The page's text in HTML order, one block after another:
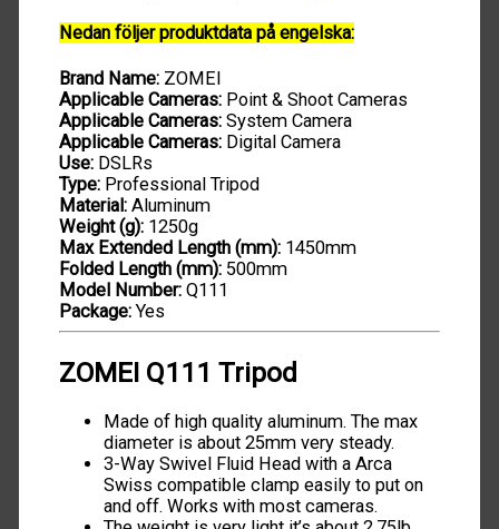
Nedan följer produktdata på engelska:
Brand Name: ZOMEI
Applicable Cameras: Point & Shoot Cameras
Applicable Cameras: System Camera
Applicable Cameras: Digital Camera
Use: DSLRs
Type: Professional Tripod
Material: Aluminum
Weight (g): 1250g
Max Extended Length (mm): 1450mm
Folded Length (mm): 500mm
Model Number: Q111
Package:Yes
ZOMEI Q111 Tripod
Made of high quality aluminum. The max
diameter is about 25mm very steady.
3-Way Swivel Fluid Head with a Arca
Swiss compatible clamp easily to put on
and off. Works with most cameras.